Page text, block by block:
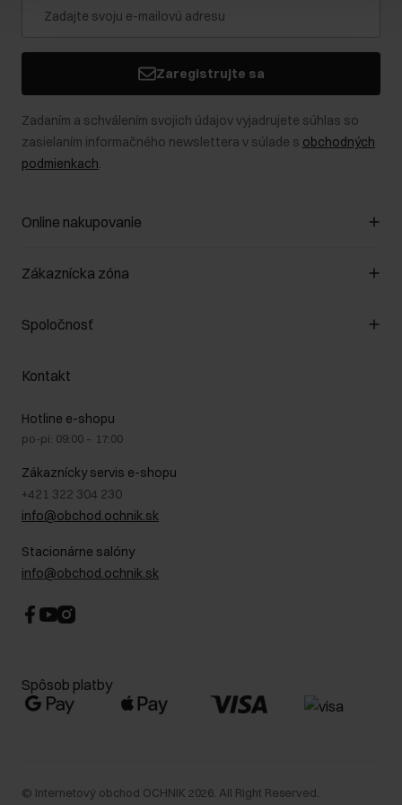
Zaregistrujte sa
Zadaním a schválením svojich údajov vyjadrujete súhlas so
zasielaním informačného newslettera v súlade s obchodných
podmienkach.
Online nakupovanie
Spravovať súbory cookie
Spôsob platby
Vrátenie
Zákaznícka zóna
Zákazníky klub
Pravidlá propagácie
Starostlivosť o kožu
Bezpečné nakupovanie
Blog
Najčastejšie kladené otázky (FAQ)
Spoločnosť
O nás
GDPR - Zásady ochrany osobných údajov
Právne informácie
Kontakt
Hotline e-shopu
po-pi: 09:00 – 17:00
Zákaznícky servis e-shopu
+421 322 304 230
info@obchod.ochnik.sk
Stacionárne salóny
info@obchod.ochnik.sk
Spôsob platby
© Internetový obchod OCHNIK 2026 . All Right Reserved.